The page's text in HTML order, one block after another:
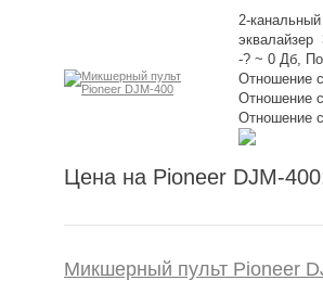
2-
эквалайзер
-? ~ 0 Дб,
Отношение
Отношение
Отношение
Цена на Pioneer DJM-
Микшерный пульт Pioneer